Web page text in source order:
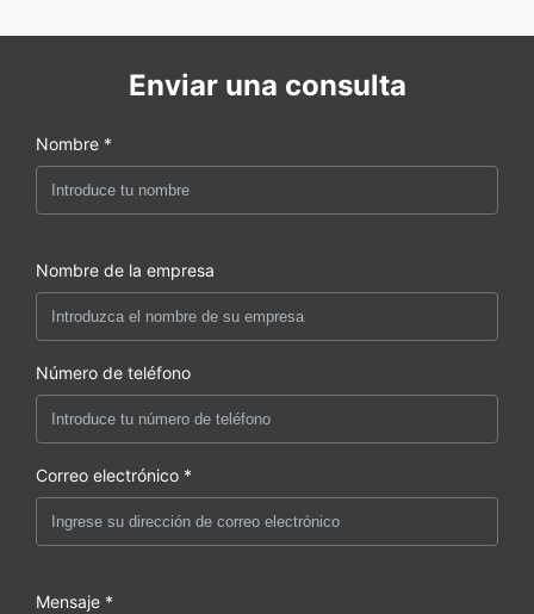
Enviar una consulta
Nombre *
Nombre de la empresa
Número de teléfono
Correo electrónico *
Mensaje *